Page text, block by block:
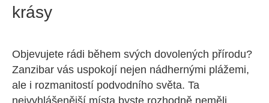
krásy
Objevujete rádi během svých dovolených přírodu?
Zanzibar vás uspokojí nejen nádhernými plážemi,
ale i rozmanitostí podvodního světa. Ta